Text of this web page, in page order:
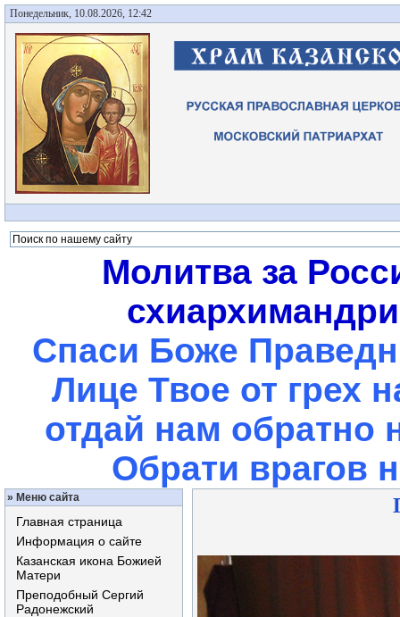
Понедельник, 10.08.2026, 12:42
Молитва за
Спаси Боже
Лице Твое от грех
отдай нам обратно
Обрати врагов
» Меню сайта
Главная страница
Информация о сайте
Казанская икона Божией
Матери
Преподобный Сергий
Радонежский